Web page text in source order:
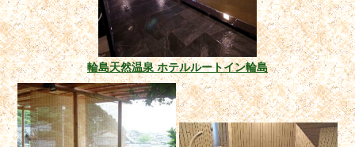
輪島天然温泉 ホテルルートイン輪島